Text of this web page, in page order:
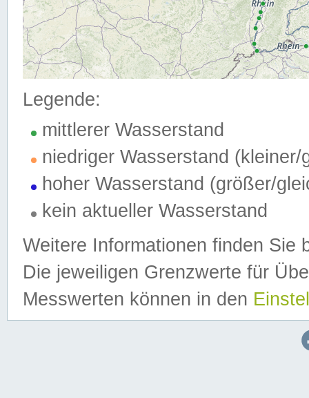
Legende:
mittlerer Wasserstand
niedriger Wasserstand (kleiner/
hoher Wasserstand (größer/
kein aktueller Wasserstand
Weitere Informationen finden Sie
Die jeweiligen Grenzwerte für
Messwerten können in den